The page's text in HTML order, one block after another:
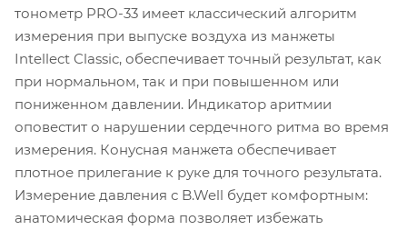
тонометр PRO-33 имеет классический алгоритм
измерения при выпуске воздуха из манжеты
Intellect Classic, обеспечивает точный результат, как
при нормальном, так и при повышенном или
пониженном давлении. Индикатор аритмии
оповестит о нарушении сердечного ритма во время
измерения. Конусная манжета обеспечивает
плотное прилегание к руке для точного результата.
Измерение давления с B.Well будет комфортным:
анатомическая форма позволяет избежать